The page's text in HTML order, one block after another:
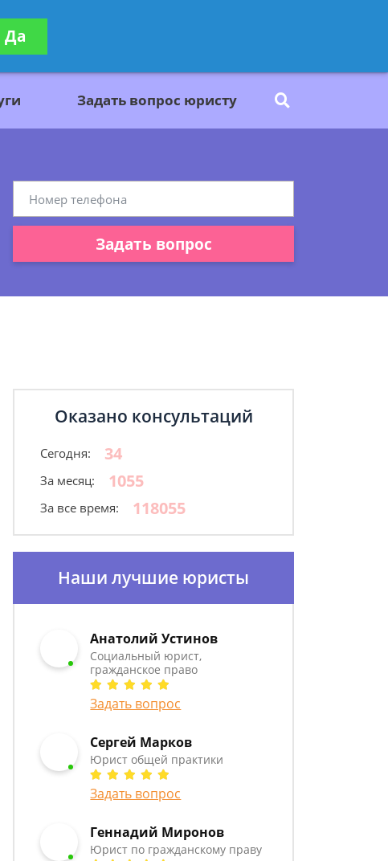
бесплатно
Задать вопрос юристу
Задать вопрос
Оказано консультаций
Сегодня: 34
За месяц: 1055
За все время: 118055
Наши лучшие юристы
Анатолий Устинов
Социальный юрист,
гражданское право
Задать вопрос
Сергей Марков
Юрист общей практики
Задать вопрос
Геннадий Миронов
Юрист по гражданскому праву
Да